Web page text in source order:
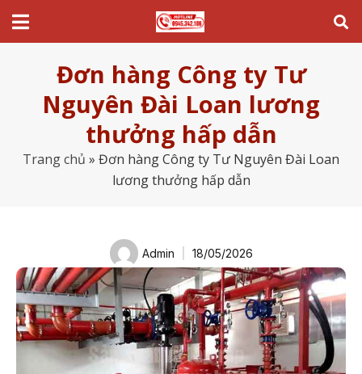
Đơn hàng Công ty Tư
Nguyên Đài Loan lương
thưởng hấp dẫn
Trang chủ » Đơn hàng Công ty Tư Nguyên Đài Loan
lương thưởng hấp dẫn
Admin 18/05/2026